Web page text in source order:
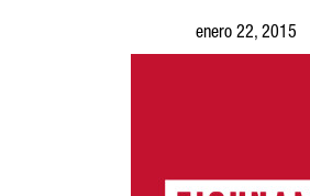
enero 22, 2015